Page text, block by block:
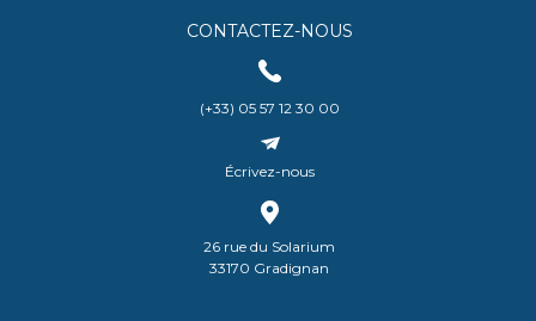
CONTACTEZ-NOUS
(+33) 05 57 12 30 00
Écrivez-nous
26 rue du Solarium
33170 Gradignan